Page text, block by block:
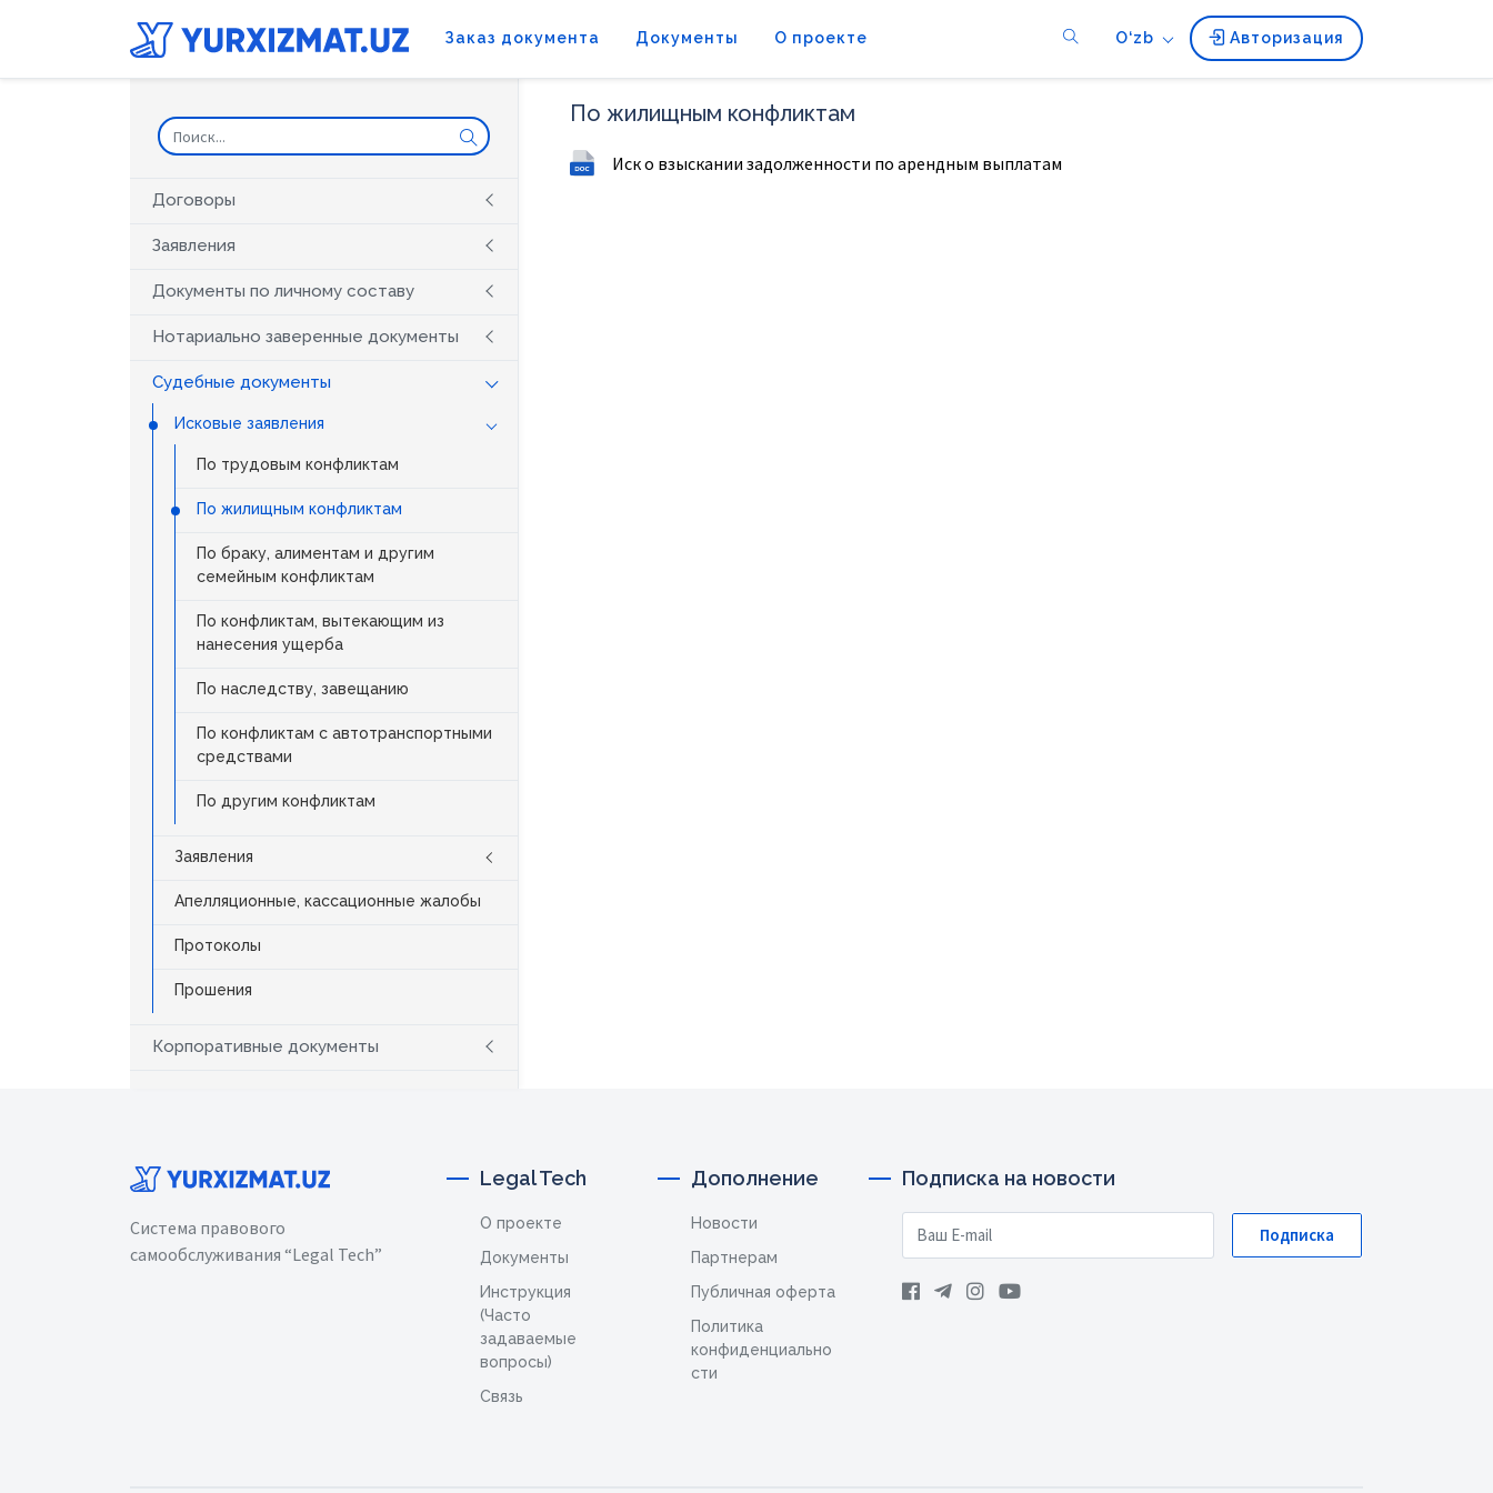
Заказ документа Документы О проекте O‘zb Авторизация
Договоры
Заявления
Документы по личному составу
Нотариально заверенные документы
Судебные документы
Исковые заявления
По трудовым конфликтам
По жилищным конфликтам
По браку, алиментам и другим
семейным конфликтам
По конфликтам, вытекающим из
нанесения ущерба
По наследству, завещанию
По конфликтам с автотранспортными
средствами
По другим конфликтам
Заявления
Апелляционные, кассационные жалобы
Протоколы
Прошения
Корпоративные документы
По жилищным конфликтам
Иск о взыскании задолженности по арендным выплатам
Система правового
самообслуживания “Legal Tech”
Legal Tech
О проекте
Документы
Инструкция
(Часто
задаваемые
вопросы)
Связь
Дополнение
Новости
Партнерам
Публичная оферта
Политика
конфиденциально
сти
Подписка на новости
Подписка